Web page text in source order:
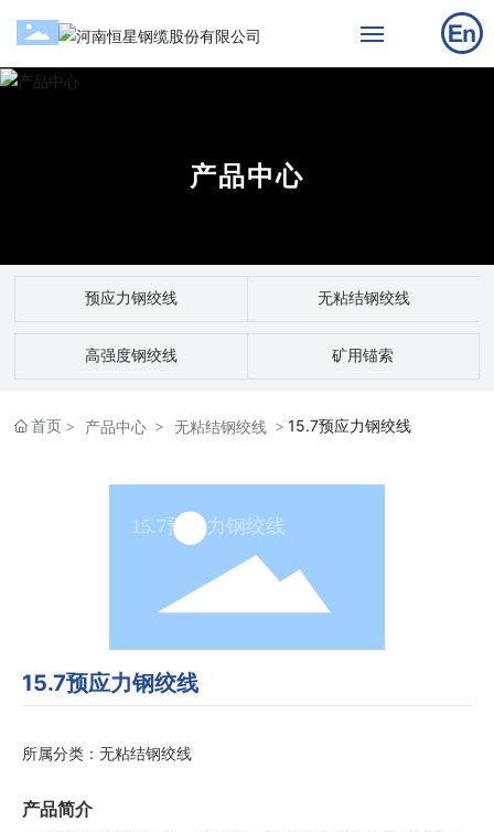
工程案例
产品中心
预应力钢绞线 无粘结钢绞线
高强度钢绞线 矿用锚索
首页 产品中心 无粘结钢绞线 15.7预应力钢绞线
15.7预应力钢绞线
15.7预应力钢绞线
所属分类： 无粘结钢绞线
产品简介